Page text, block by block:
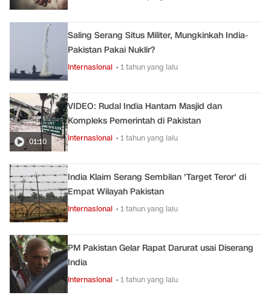
Saling Serang Situs Militer, Mungkinkah India-
Pakistan Pakai Nuklir?
Internasional • 1 tahun yang lalu
01:10
VIDEO: Rudal India Hantam Masjid dan
Kompleks Pemerintah di Pakistan
Internasional • 1 tahun yang lalu
India Klaim Serang Sembilan 'Target Teror' di
Empat Wilayah Pakistan
Internasional • 1 tahun yang lalu
PM Pakistan Gelar Rapat Darurat usai Diserang
India
Internasional • 1 tahun yang lalu